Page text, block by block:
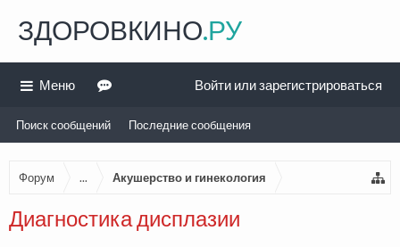
Форум ... Акушерство и гинекология
Диагностика дисплазии
ЗДОРОВКИНО.РУ
Меню
Поиск сообщений Последние сообщения
Войти или зарегистрироваться